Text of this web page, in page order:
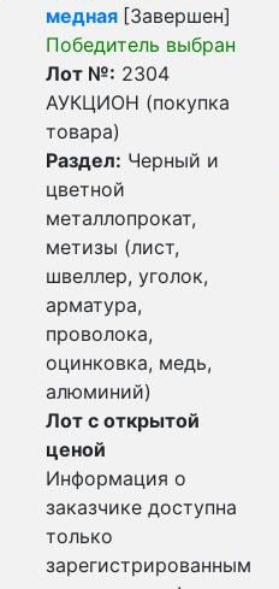
медная [Завершен]
Победитель выбран
Лот №: 2304
АУКЦИОН (покупка
товара)
Раздел: Черный и
цветной
металлопрокат,
метизы (лист,
швеллер, уголок,
арматура,
проволока,
оцинковка, медь,
алюминий)
Лот с открытой
ценой
Информация о
заказчике доступна
только
зарегистрированным